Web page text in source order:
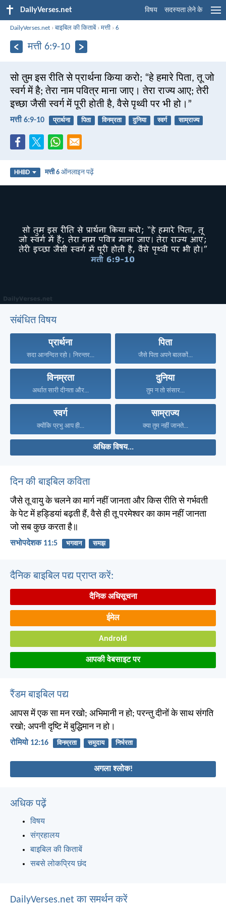
DailyVerses.net विषय सदस्यता लेने के
DailyVerses.net ›बाइबिल की किताबें›मत्ती ›6
मत्ती 6:9-10
सो तुम इस रीति से प्रार्थना किया करो; “हे हमारे पिता, तू जो
स्वर्ग में है; तेरा नाम पवित्र माना जाए। तेरा राज्य आए; तेरी
इच्छा जैसी स्वर्ग में पूरी होती है, वैसे पृथ्वी पर भी हो।”
मत्ती 6:9-10 प्रार्थना पिता विनम्रता दुनिया स्वर्ग साम्राज्य
HHBD मत्ती 6 ऑनलाइन पढ़ें
संबंधित विषय
प्रार्थना
सदा आनन्दित रहो। निरन्तर...
पिता
जैसे पिता अपने बालकों...
विनम्रता
अर्थात सारी दीनता और...
दुनिया
तुम न तो संसार...
स्वर्ग
क्योंकि प्रभु आप ही...
साम्राज्य
क्या तुम नहीं जानते...
अधिक विषय...
दिन की बाइबिल कविता
जैसे तू वायु के चलने का मार्ग नहीं जानता और किस रीति से गर्भवती
के पेट में हड्डियां बढ़ती हैं, वैसे ही तू परमेश्वर का काम नहीं जानता
जो सब कुछ करता है॥
सभोपदेशक 11:5 भगवान समझ
दैनिक बाइबिल पद्य प्राप्त करें:
दैनिक अधिसूचना
ईमेल
Android
आपकी वेबसाइट पर
रैंडम बाइबिल पद्य
आपस में एक सा मन रखो; अभिमानी न हो; परन्तु दीनों के साथ संगति
रखो; अपनी दृष्टि में बुद्धिमान न हो।
रोमियो 12:16 विनम्रता समुदाय निर्भरता
अगला श्लोक!
अधिक पढ़ें
विषय
संग्रहालय
बाइबिल की किताबें
सबसे लोकप्रिय छंद
DailyVerses.net का समर्थन करें